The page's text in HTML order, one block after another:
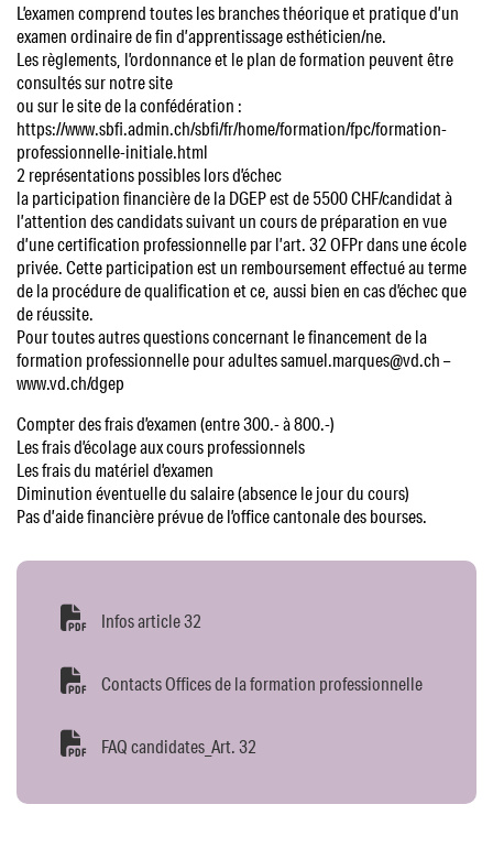
L’examen comprend toutes les branches théorique et pratique d’un
examen ordinaire de fin d’apprentissage esthéticien/ne.
Les règlements, l’ordonnance et le plan de formation peuvent être
consultés sur notre site
ou sur le site de la confédération :
https://www.sbfi.admin.ch/sbfi/fr/home/formation/fpc/formation-
professionnelle-initiale.html
2 représentations possibles lors d’échec
la participation financière de la DGEP est de 5500 CHF/candidat à
l’attention des candidats suivant un cours de préparation en vue
d’une certification professionnelle par l’art. 32 OFPr dans une école
privée. Cette participation est un remboursement effectué au terme
de la procédure de qualification et ce, aussi bien en cas d’échec que
de réussite.
Pour toutes autres questions concernant le financement de la
formation professionnelle pour adultes samuel.marques@vd.ch –
www.vd.ch/dgep
Compter des frais d’examen (entre 300.- à 800.-)
Les frais d’écolage aux cours professionnels
Les frais du matériel d’examen
Diminution éventuelle du salaire (absence le jour du cours)
Pas d’aide financière prévue de l’office cantonale des bourses.
Infos article 32
Contacts Offices de la formation professionnelle
FAQ candidates_Art. 32